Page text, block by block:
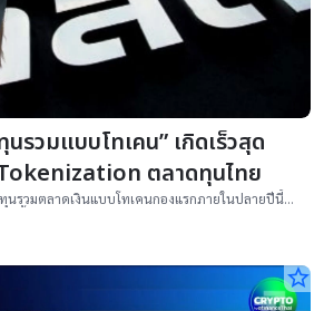
รวมแบบโทเคน” เกิดเร็วสุด
ตลาดทุนไทย
นรวมตลาดเงินแบบโทเคนกองแรกภายในปลายปีนี้
ซื้อขายและรับเงินแบบเรียลไทม์ T+0
star_border